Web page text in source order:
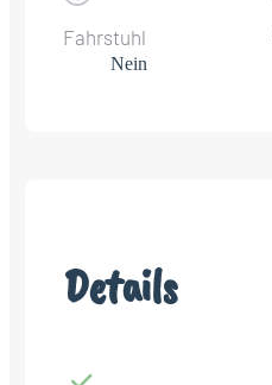
Fahrstuhl
Nein
Details